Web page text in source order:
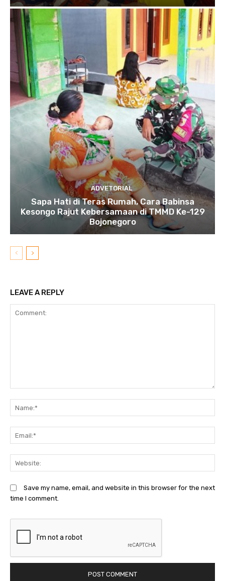
ADVETORIAL
Sapa Hati di Teras Rumah, Cara Babinsa
Kesongo Rajut Kebersamaan di TMMD Ke-129
Bojonegoro
LEAVE A REPLY
Save my name, email, and website in this browser for the next
time I comment.